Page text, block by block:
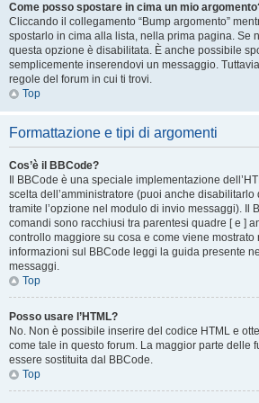
Come posso spostare in cima un mio
Cliccando il collegamento “Bump argomento”
spostarlo in cima alla lista, nella prima pagina. Se
questa opzione è disabilitata. È anche possibile
semplicemente inserendovi un messaggio.
regole del forum in cui ti trovi.
Top
Formattazione e tipi di argomenti
Cos’è il BBCode?
Il BBCode è una speciale implementazione
scelta dell’amministratore (puoi anche
tramite l’opzione nel modulo di invio messaggi). Il
comandi sono racchiusi tra parentesi quadre [ e ]
controllo maggiore su cosa e come viene
informazioni sul BBCode leggi la guida presente
messaggi.
Top
Posso usare l’HTML?
No. Non è possibile inserire del codice HTML e
come tale in questo forum. La maggior parte delle
essere sostituita dal BBCode.
Top